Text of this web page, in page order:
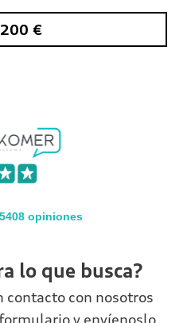
€
5408 opiniones
lo que busca?
contacto con nosotros
y envíenoslo.